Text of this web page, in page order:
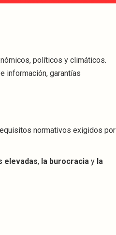
políticos y climáticos.
información, garantías
normativos exigidos por
elevadas, la burocracia y la